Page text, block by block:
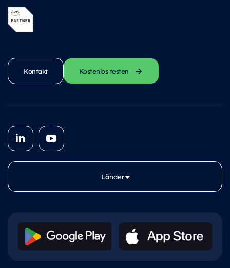
Kontakt Kostenlos testen
Länder